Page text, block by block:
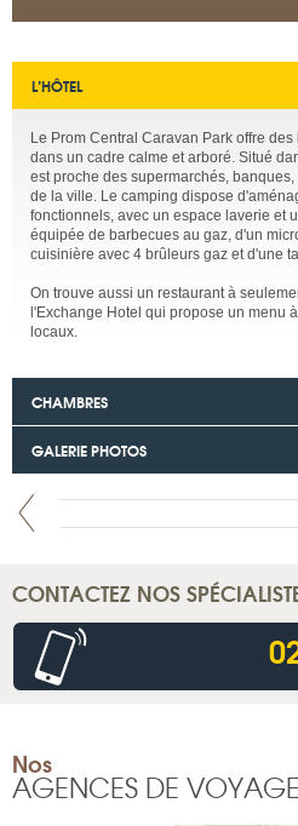
L’HÔTEL
Le Prom Central Caravan Park offre
dans un cadre calme et arboré. Situé
est proche des supermarchés,
de la ville. Le camping dispose
fonctionnels, avec un espace laverie et
équipée de barbecues au gaz, d'un
cuisinière avec 4 brûleurs gaz et d'une
On trouve aussi un restaurant à
l'Exchange Hotel qui propose un menu
locaux.
CHAMBRES
GALERIE PHOTOS
CONTACTEZ NOS
Nos
AGENCES DE VOYAGE